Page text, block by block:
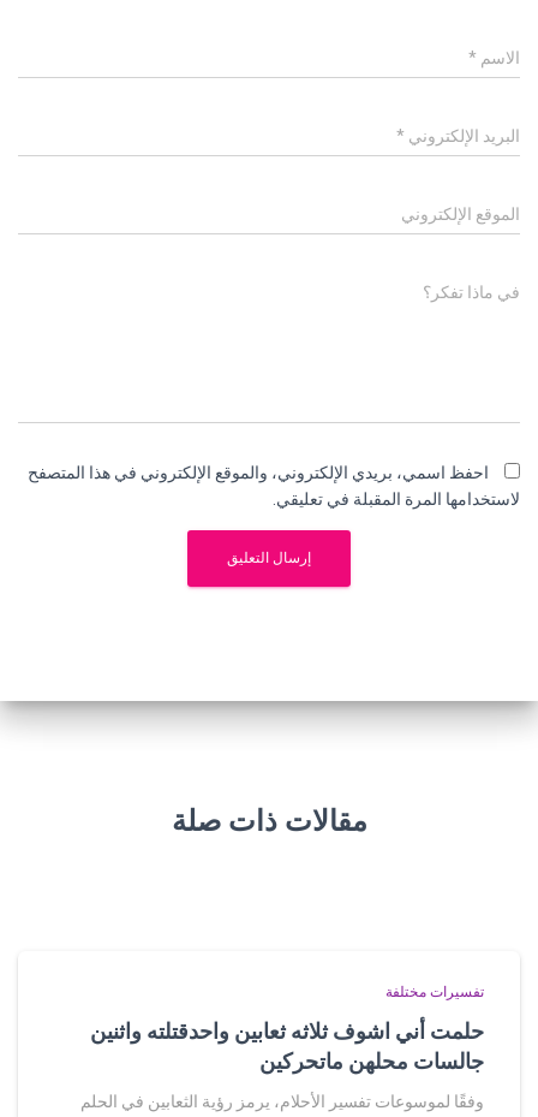
الاسم *
البريد الإلكتروني *
الموقع الإلكتروني
في ماذا تفكر؟
احفظ اسمي، بريدي الإلكتروني، والموقع الإلكتروني في هذا المتصفح
لاستخدامها المرة المقبلة في تعليقي.
مقالات ذات صلة
تفسيرات مختلفة
حلمت أني اشوف ثلاثه ثعابين واحدقتلته واثنين
جالسات محلهن ماتحركين
وفقًا لموسوعات تفسير الأحلام، يرمز رؤية الثعابين في الحلم